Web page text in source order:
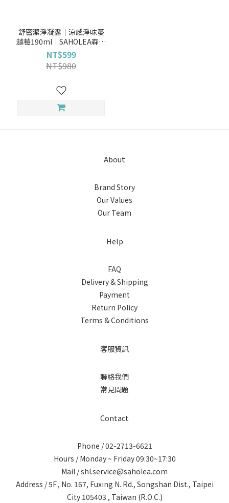
舒密潔淨凝露│涼感淨味蔓
越莓190ml│SAHOLEA森歐
黎漾【平衡小白瓶/私密肌/私
密清潔】
NT$599
NT$980
About
Brand Story
Our Values
Our Team
Help
FAQ
Delivery & Shipping
Payment
Return Policy
Terms & Conditions
客服資訊
聯絡我們
常見問題
Contact
Phone / 02-2713-6621
Hours / Monday ~ Friday 09:30~17:30
Mail / shl.service@saholea.com
Address / 5F., No. 167, Fuxing N. Rd., Songshan Dist., Taipei
City 105403 , Taiwan (R.O.C.)